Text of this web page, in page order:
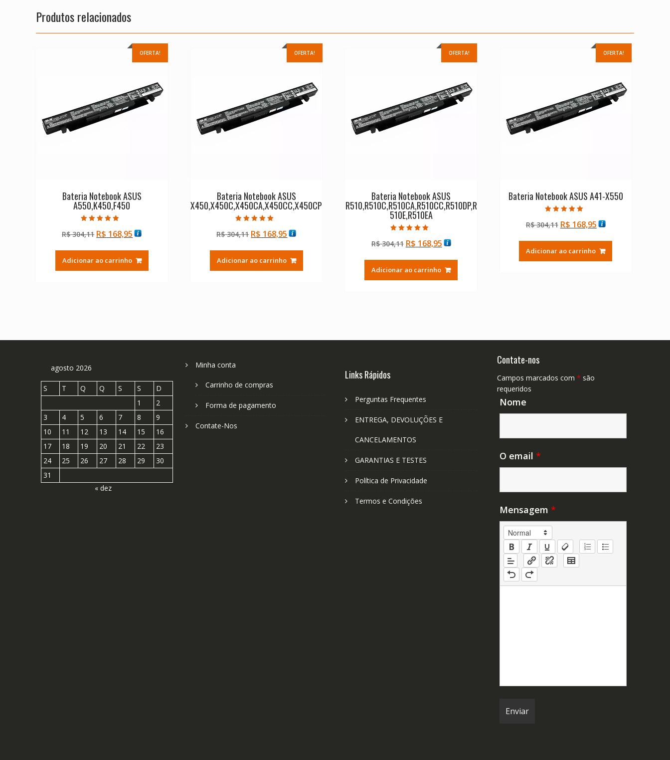
Produtos relacionados
OFERTA!
Bateria Notebook ASUS
A550,K450,F450
4.50
de 5
R$304,11 O
original
era:
R$ 168,95O
atual
é:
Adicionar ao carrinho
OFERTA!
Bateria Notebook ASUS
X450,X450C,X450CA,X450CC,X450CP
5.00
de 5
R$304,11 O
original
era:
R$ 168,95O
atual
é:
Adicionar ao carrinho
OFERTA!
Bateria Notebook ASUS
R510,R510C,R510CA,R510CC,R510DP,R
510E,R510EA
5.00
de 5
R$304,11 O
original
era:
R$ 168,95O
atual
é:
Adicionar ao carrinho
OFERTA!
Bateria Notebook ASUS A41-X550
5.00
de 5
R$304,11 O
original
era:
R$ 168,95O
atual
é:
Adicionar ao carrinho
agosto 2026
S T Q Q S S
D
1
2
3
4 5 6 7 8
9
10
11 12 13 14 15
16
17
18 19 20 21 22
23
24
25 26 27 28 29
30
31
« dez
Minha conta
Carrinho de compras
Forma de pagamento
Contate-Nos
Links Rápidos
Perguntas Frequentes
ENTREGA, DEVOLUÇÕES E
CANCELAMENTOS
GARANTIAS E TESTES
Política de Privacidade
Termos e Condições
Contate-nos
Campos marcados com * são
requeridos
Nome
O email *
Mensagem *